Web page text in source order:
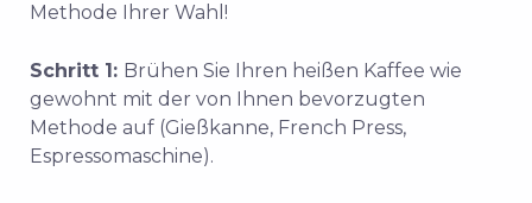
Methode Ihrer Wahl!
Schritt 1: Brühen Sie Ihren heißen Kaffee wie
gewohnt mit der von Ihnen bevorzugten
Methode auf (Gießkanne, French Press,
Espressomaschine).